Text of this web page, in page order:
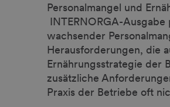
Personalmangel und
INTERNORGA-
wachsender
Herausforderungen, die
Ernährungsstrategie der
zusätzliche
Praxis der Betriebe oft